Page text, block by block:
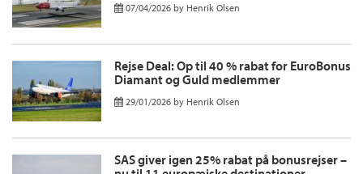
07/04/2026 by Henrik Olsen
Rejse Deal: Op til 40 % rabat for EuroBonus
Diamant og Guld medlemmer
29/01/2026 by Henrik Olsen
SAS giver igen 25% rabat på bonusrejser –